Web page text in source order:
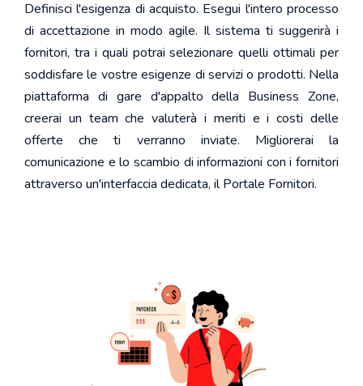
Definisci l'esigenza di acquisto. Esegui l'intero processo
di accettazione in modo agile. Il sistema ti suggerirà i
fornitori, tra i quali potrai selezionare quelli ottimali per
soddisfare le vostre esigenze di servizi o prodotti. Nella
piattaforma di gare d'appalto della Business Zone,
creerai un team che valuterà i meriti e i costi delle
offerte che ti verranno inviate. Migliorerai la
comunicazione e lo scambio di informazioni con i fornitori
attraverso un'interfaccia dedicata, il Portale Fornitori.